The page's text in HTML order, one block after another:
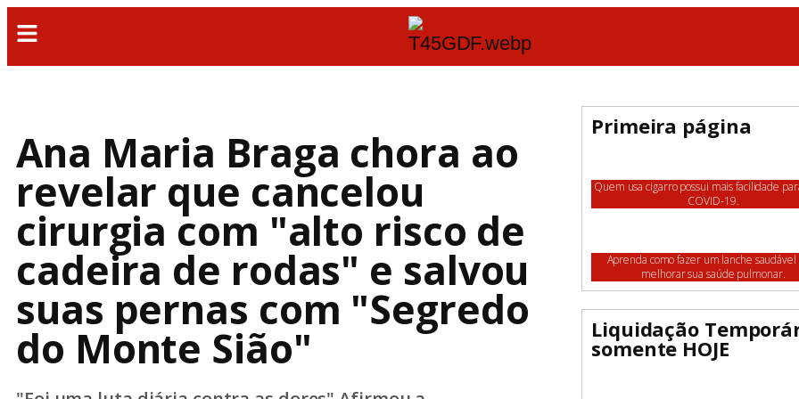
Ana Maria Braga chora ao
revelar que cancelou
cirurgia com "alto risco de
cadeira de rodas" e salvou
suas pernas com "Segredo
do Monte Sião"
Primeira página
Quem usa cigarro possui mais facilidade
COVID-19.
Aprenda como fazer um lanche saudável
melhorar sua saúde pulmonar.
Liquidação
somente HOJE